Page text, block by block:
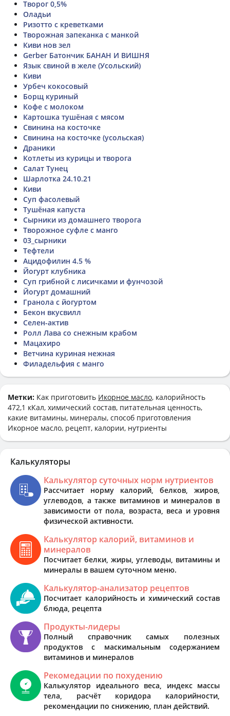
Творог 0,5%
Оладьи
Ризотто с креветками
Творожная запеканка с манкой
Киви нов зел
Gerber Батончик БАНАН И ВИШНЯ
Язык свиной в желе (Усольский)
Киви
Урбеч кокосовый
Борщ куриный
Кофе с молоком
Картошка тушёная с мясом
Свинина на косточке
Свинина на косточке (усольская)
Драники
Котлеты из курицы и творога
Салат Тунец
Шарлотка 24.10.21
Киви
Суп фасолевый
Тушёная капуста
Сырники из домашнего творога
Творожное суфле с манго
03_сырники
Тефтели
Ацидофилин 4.5 %
Йогурт клубника
Суп грибной с лисичками и фунчозой
Йогурт домашний
Гранола с йогуртом
Бекон вкусвилл
Селен-актив
Ролл Лава со снежным крабом
Мацахиро
Ветчина куриная нежная
Филадельфия с манго
Метки: Как приготовить Икорное масло, калорийность
472,1 кКал, химический состав, питательная ценность,
какие витамины, минералы, способ приготовления
Икорное масло, рецепт, калории, нутриенты
Калькуляторы
Калькулятор суточных норм нутриентов
Рассчитает норму калорий, белков, жиров,
углеводов, а также витаминов и минералов в
зависимости от пола, возраста, веса и уровня
физической активности.
Калькулятор калорий, витаминов и
минералов
Посчитает белки, жиры, углеводы, витамины и
минералы в вашем суточном меню.
Калькулятор-анализатор рецептов
Посчитает калорийность и химический состав
блюда, рецепта
Продукты-лидеры
Полный справочник самых полезных
продуктов с маскимальным содержанием
витаминов и минералов
Рекомедации по похудению
Калькулятор идеального веса, индекс массы
тела, расчёт коридора калорийности,
рекомендации по снижению, план действий.